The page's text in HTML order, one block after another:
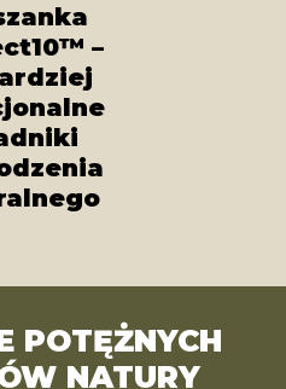
–
POTĘŻNYCH
NATURY